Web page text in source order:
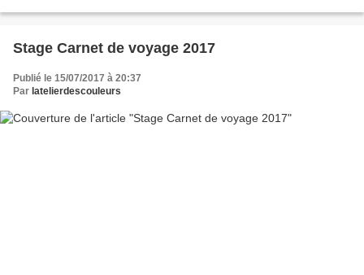
Stage Carnet de voyage 2017
Publié le 15/07/2017 à 20:37
Par latelierdescouleurs